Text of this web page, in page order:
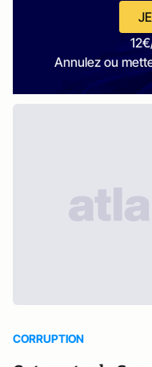
Annulez ou
CORRUPTION